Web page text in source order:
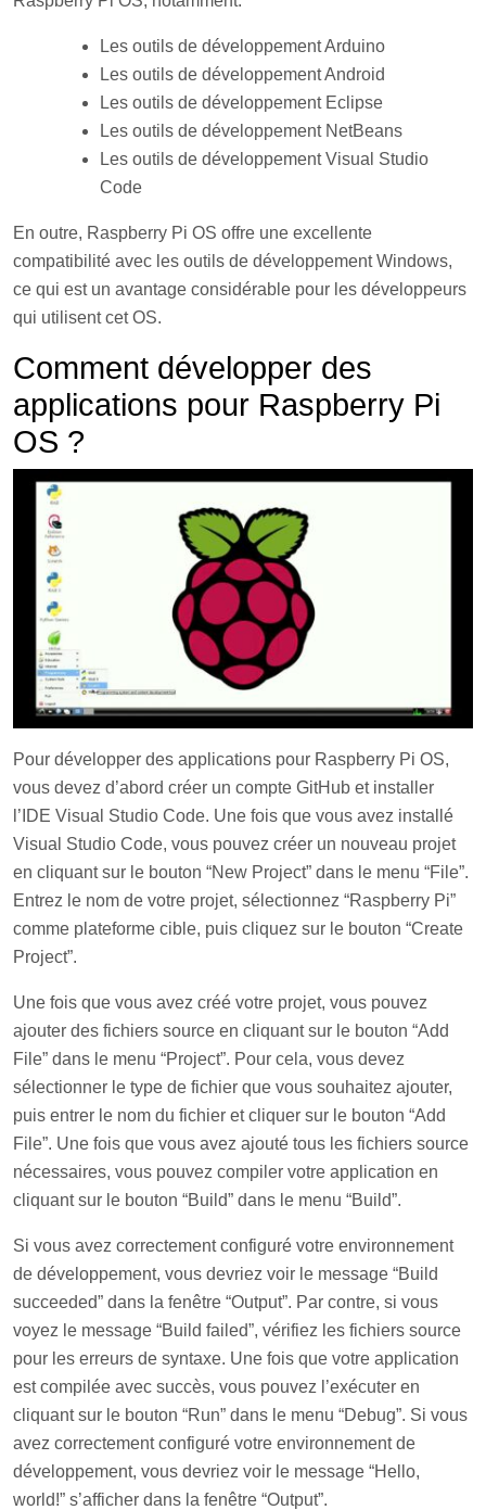
Les outils de développement Arduino
Les outils de développement Android
Les outils de développement Eclipse
Les outils de développement NetBeans
Les outils de développement Visual Studio
Code
En outre, Raspberry Pi OS offre une excellente
compatibilité avec les outils de développement Windows,
ce qui est un avantage considérable pour les développeurs
qui utilisent cet OS.
Comment développer des
applications pour Raspberry Pi
OS ?
Pour développer des applications pour Raspberry Pi OS,
vous devez d’abord créer un compte GitHub et installer
l’IDE Visual Studio Code. Une fois que vous avez installé
Visual Studio Code, vous pouvez créer un nouveau projet
en cliquant sur le bouton “New Project” dans le menu “File”.
Entrez le nom de votre projet, sélectionnez “Raspberry Pi”
comme plateforme cible, puis cliquez sur le bouton “Create
Project”.
Une fois que vous avez créé votre projet, vous pouvez
ajouter des fichiers source en cliquant sur le bouton “Add
File” dans le menu “Project”. Pour cela, vous devez
sélectionner le type de fichier que vous souhaitez ajouter,
puis entrer le nom du fichier et cliquer sur le bouton “Add
File”. Une fois que vous avez ajouté tous les fichiers source
nécessaires, vous pouvez compiler votre application en
cliquant sur le bouton “Build” dans le menu “Build”.
Si vous avez correctement configuré votre environnement
de développement, vous devriez voir le message “Build
succeeded” dans la fenêtre “Output”. Par contre, si vous
voyez le message “Build failed”, vérifiez les fichiers source
pour les erreurs de syntaxe. Une fois que votre application
est compilée avec succès, vous pouvez l’exécuter en
cliquant sur le bouton “Run” dans le menu “Debug”. Si vous
avez correctement configuré votre environnement de
développement, vous devriez voir le message “Hello,
world!” s’afficher dans la fenêtre “Output”.